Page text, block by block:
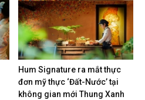
Hum Signature ra mắt thực
đơn mỹ thực ‘Đất-Nước’ tại
không gian mới Thung Xanh